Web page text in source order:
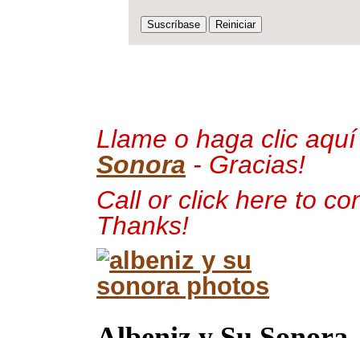
Llame o haga clic
Sonora - Gracias!
Call or click here to
Thanks!